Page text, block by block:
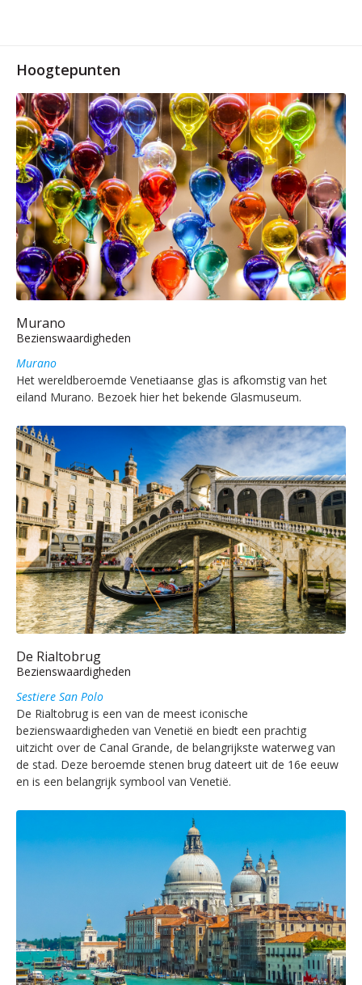
Hoogtepunten
Murano
Bezienswaardigheden
Murano
Het wereldberoemde Venetiaanse glas is afkomstig van het
eiland Murano. Bezoek hier het bekende Glasmuseum.
De Rialtobrug
Bezienswaardigheden
Sestiere San Polo
De Rialtobrug is een van de meest iconische
bezienswaardigheden van Venetië en biedt een prachtig
uitzicht over de Canal Grande, de belangrijkste waterweg van
de stad. Deze beroemde stenen brug dateert uit de 16e eeuw
en is een belangrijk symbool van Venetië.